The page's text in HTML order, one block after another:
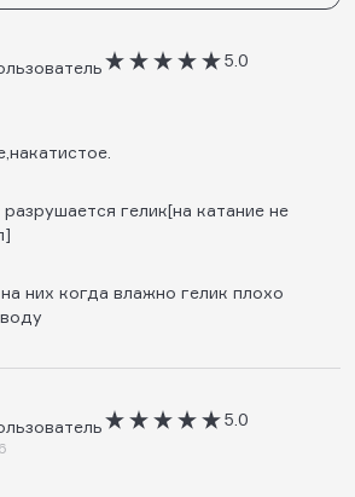
5.0
гелик[на катание не
них когда влажно гелик плохо
5.0